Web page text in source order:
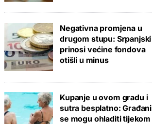
Negativna promjena u
drugom stupu: Srpanjski
prinosi većine fondova
otišli u minus
Kupanje u ovom gradu i
sutra besplatno: Građani
se mogu ohladiti tijekom